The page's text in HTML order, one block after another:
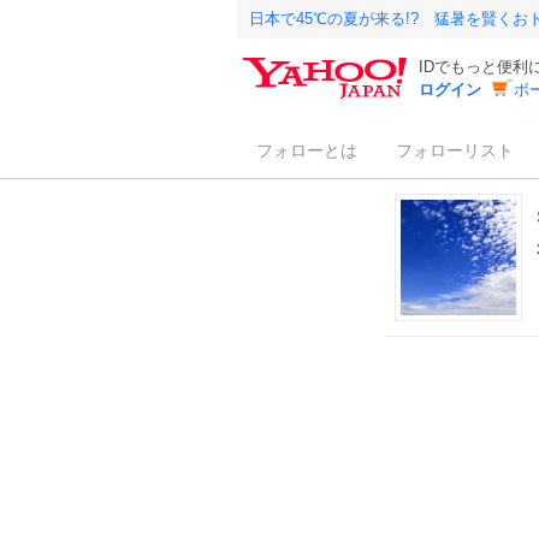
日本で45℃の夏が来る!? 猛暑を賢くお
IDでもっと便利
ログイン
ボ
フォローとは フォローリスト